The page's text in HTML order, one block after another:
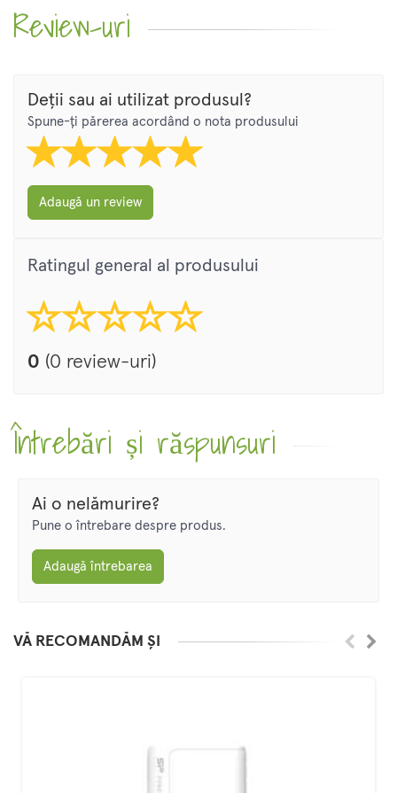
Review-uri
Deții sau ai utilizat produsul?
Spune-ți părerea acordând o nota produsului
Adaugă un review
Ratingul general al produsului
0 (0 review-uri)
Întrebări și răspunsuri
Ai o nelămurire?
Pune o întrebare despre produs.
Adaugă întrebarea
VĂ RECOMANDĂM ȘI